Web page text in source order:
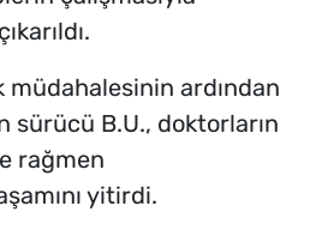
müdahalesinin ardından
sürücü B.U., doktorların
rağmen
yitirdi.